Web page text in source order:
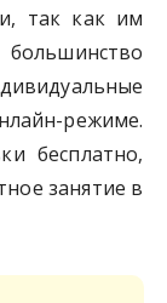
так как им
режиме.
бесплатно,
занятие в